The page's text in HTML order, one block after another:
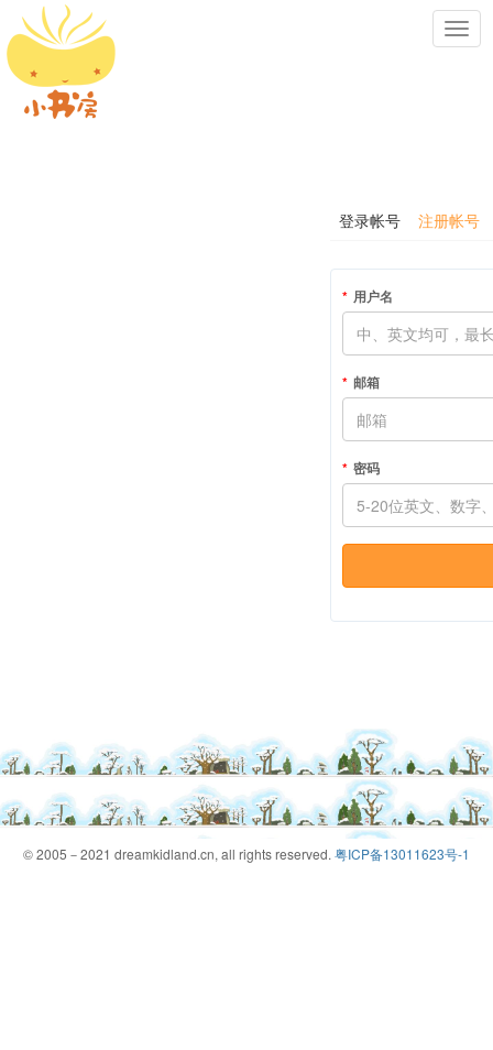
登录帐号 注册帐号
用户名
邮箱
密码
© 2005－2021 dreamkidland.cn, all rights reserved. 粤ICP备13011623号-1